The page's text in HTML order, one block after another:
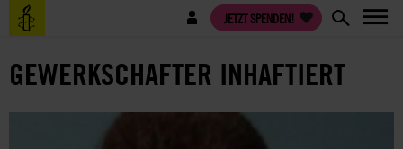
Direkt
zum
Benutzermenü JETZT SPENDEN!
GEWERKSCHAFTER INHAFTIERT